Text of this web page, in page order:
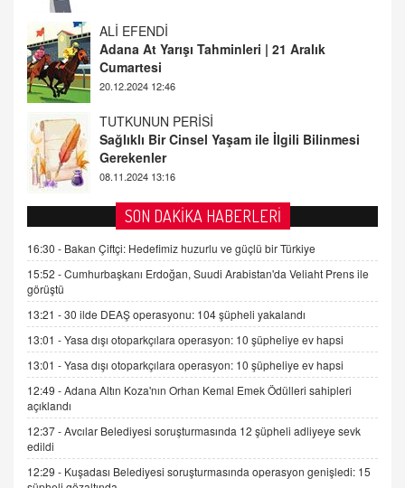
TUTKUNUN PERİSİ
Sağlıklı Bir Cinsel Yaşam ile İlgili Bilinmesi
Gerekenler
08.11.2024 13:16
FARUK ÖNALAN
Tezkere Onaylanmasaydı…
2 Kasım 2021 Salı 00:11
AV. DOĞAN CAN DOĞAN
Kişisel verilerin korunması ve dijital hukukun
gelişimi
15.09.2025 16:17
SEHER EREK
Kış Ayları Geldi, Hangi Önlemler Alınmalı?
9.12.2025 10:11
İNCİ GÜL AKÖL
06.07.2026 13:00
ADEM AKÖL
SON DAKİKA HABERLERİ
16:30 - Bakan Çiftçi: Hedefimiz huzurlu ve güçlü bir Türkiye
15:52 -Cumhurbaşkanı Erdoğan, Suudi Arabistan'da Veliaht Prens ile
görüştü
13:21 -30 ilde DEAŞ operasyonu: 104 şüpheli yakalandı
13:01 -Yasa dışı otoparkçılara operasyon: 10 şüpheliye ev hapsi
13:01 -Yasa dışı otoparkçılara operasyon: 10 şüpheliye ev hapsi
12:49 -Adana Altın Koza'nın Orhan Kemal Emek Ödülleri sahipleri
açıklandı
12:37 -Avcılar Belediyesi soruşturmasında 12 şüpheli adliyeye sevk
edildi
12:29 - Kuşadası Belediyesi soruşturmasında operasyon genişledi: 15